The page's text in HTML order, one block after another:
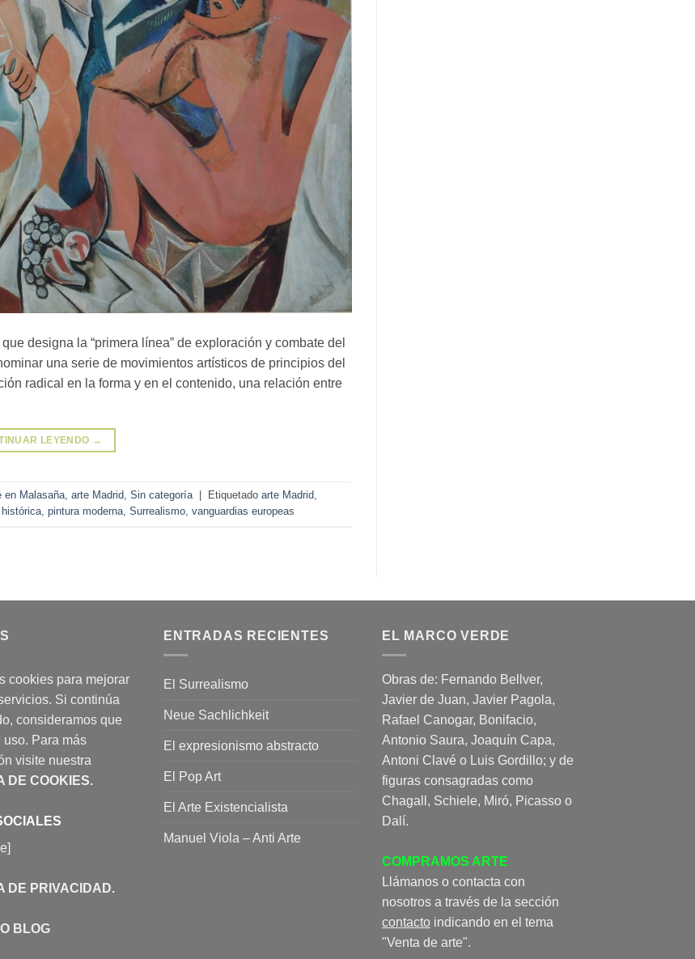
designa la “primera línea” de exploración y combate del
una serie de movimientos artísticos de principios del
radical en la forma y en el contenido, una relación entre
LEYENDO →
en Malasaña arte Madrid Sin categoría Etiquetado arte Madrid
pintura moderna Surrealismo vanguardias europeas
cookies para mejorar
Si continúa
consideramos que
uso. Para más
visite nuestra
DE COOKIES.
DE PRIVACIDAD.
BLOG
ENTRADAS RECIENTES
El Surrealismo
Neue Sachlichkeit
El expresionismo abstracto
El Pop Art
El Arte Existencialista
Manuel Viola – Anti Arte
EL MARCO VERDE
Obras de: Fernando Bellver,
Javier de Juan, Javier Pagola,
Rafael Canogar, Bonifacio,
Antonio Saura, Joaquín Capa,
Antoni Clavé o Luis Gordillo; y de
figuras consagradas como
Chagall, Schiele, Miró, Picasso o
Dalí.
COMPRAMOS ARTE
Llámanos o contacta con
nosotros a través de la sección
contacto indicando en el tema
"Venta de arte".